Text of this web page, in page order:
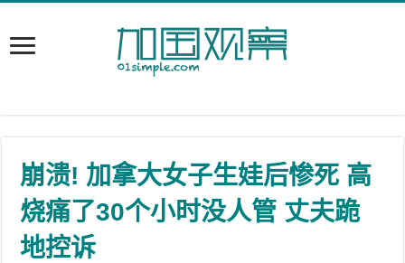
崩溃! 加拿大女子生娃后惨死 高
烧痛了30个小时没人管 丈夫跪
地控诉